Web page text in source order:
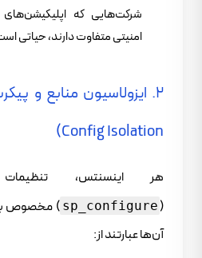
شرکت‌هایی که
امنیتی متفاوت دارند، حیاتی
Config Isolation)
هر اینسنتس،
(
sp_configure ) مخصوص
آن‌ها عبارتند از: